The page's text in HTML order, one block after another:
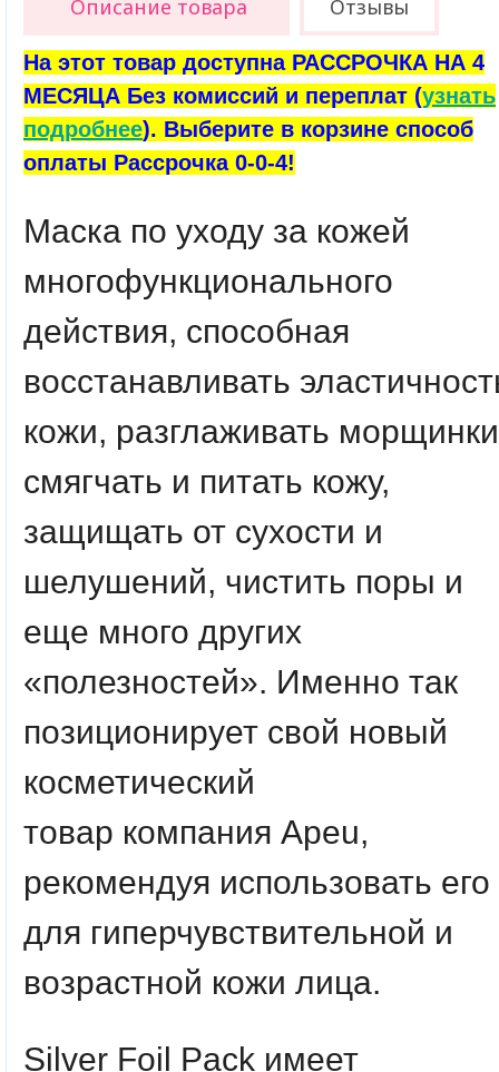
Описание товара Отзывы
На этот товар доступна РАССРОЧКА НА 4
МЕСЯЦА Без комиссий и переплат (узнать
подробнее). Выберите в корзине способ
оплаты Рассрочка 0-0-4!
Маска по уходу за кожей
многофункционального
действия, способная
восстанавливать
кожи, разглаживать
смягчать и питать кожу,
защищать от сухости и
шелушений, чистить поры и
еще много других
«полезностей». Именно так
позиционирует свой новый
косметический
товар компания Apeu,
рекомендуя использовать его
для гиперчувствительной и
возрастной кожи лица.
Silver Foil Pack имеет